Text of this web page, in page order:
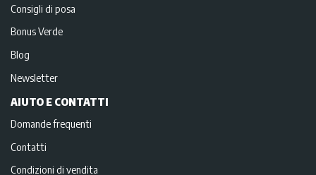
Consigli di posa
Bonus Verde
Blog
Newsletter
AIUTO E CONTATTI
Domande frequenti
Contatti
Condizioni di vendita